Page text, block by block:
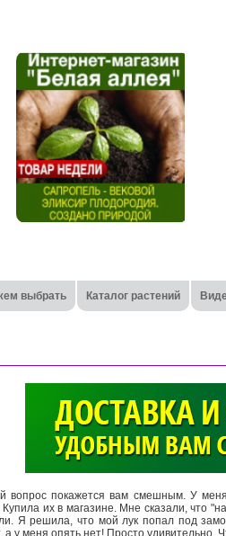
выбрать Каталог растений
вопрос покажется вам смешным. У
их в магазине. Мне сказали, что
Я решила, что мой лук попал под
у меня опять нет! Просто удивительно.